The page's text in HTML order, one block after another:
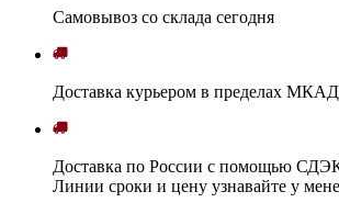
Самовывоз со склада cегодня
Доставка курьером в пределах МКАД
Доставка по России с помощью
Линии сроки и цену узнавайте у